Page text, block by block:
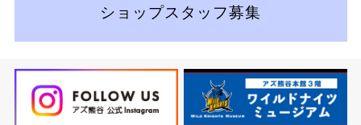
ショップスタッフ募集